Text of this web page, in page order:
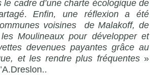
cadre d’une charte écologique de
.Enfin,
une réflexion a été
voisines de Malakoff, de
Moulineaux pour développer et
devenues payantes grâce au
et les rendre plus fréquentes»